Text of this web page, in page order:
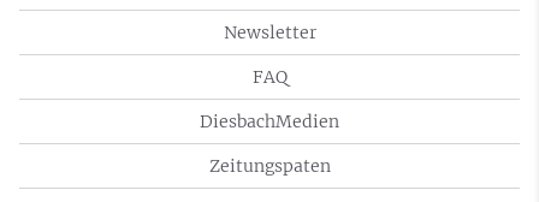
Newsletter
FAQ
DiesbachMedien
Zeitungspaten